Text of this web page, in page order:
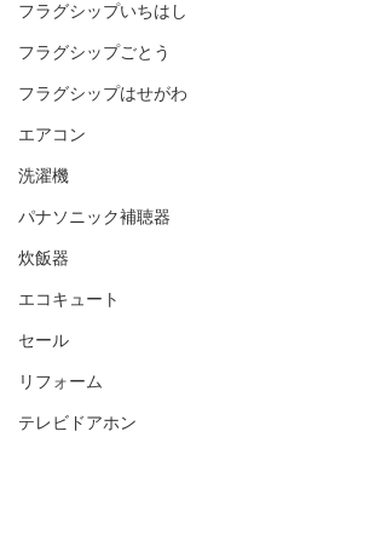
フラグシップいちはし
フラグシップごとう
フラグシップはせがわ
エアコン
洗濯機
パナソニック補聴器
炊飯器
エコキュート
セール
リフォーム
テレビドアホン